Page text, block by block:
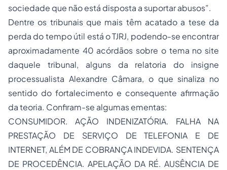
sociedade que não está disposta a suportar abusos”.
Dentre os tribunais que mais têm acatado a tese da
perda do tempo útil está o TJRJ, podendo-se encontrar
aproximadamente 40 acórdãos sobre o tema no site
daquele tribunal, alguns da relatoria do insigne
processualista Alexandre Câmara, o que sinaliza no
sentido do fortalecimento e consequente afirmação
da teoria. Confiram-se algumas ementas:
CONSUMIDOR. AÇÃO INDENIZATÓRIA. FALHA NA
PRESTAÇÃO DE SERVIÇO DE TELEFONIA E DE
INTERNET, ALÉM DE COBRANÇA INDEVIDA. SENTENÇA
DE PROCEDÊNCIA. APELAÇÃO DA RÉ. AUSÊNCIA DE